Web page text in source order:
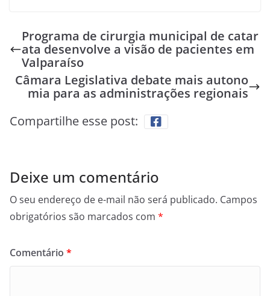
Programa de cirurgia municipal de catar
ata desenvolve a visão de pacientes em
Valparaíso
Câmara Legislativa debate mais autono
mia para as administrações regionais
Compartilhe esse post:
Deixe um comentário
O seu endereço de e-mail não será publicado. Campos
obrigatórios são marcados com *
Comentário *